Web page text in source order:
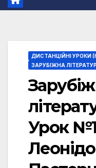
ДИСТАНЦІЙНІ УРОКИ
ЗАРУБІЖНА
Урок